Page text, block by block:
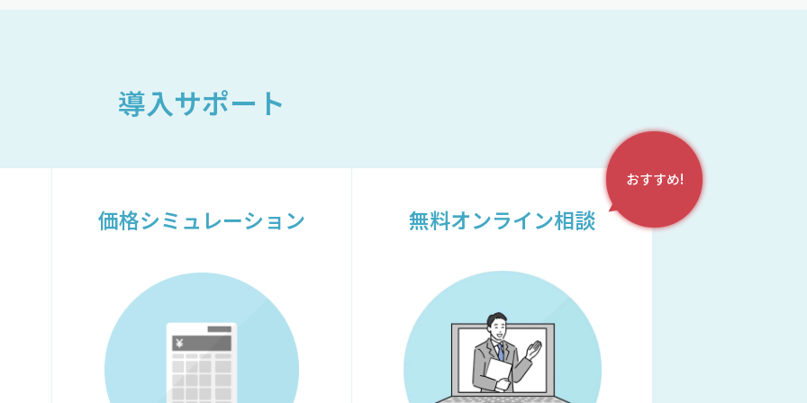
導入サポート
価格シミュレーション 無料オンライン相談
おすすめ!